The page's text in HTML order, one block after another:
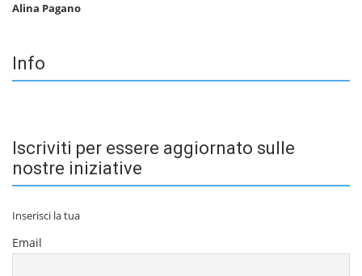
Alina Pagano
Info
Iscriviti per essere aggiornato sulle
nostre iniziative
Inserisci la tua
Email